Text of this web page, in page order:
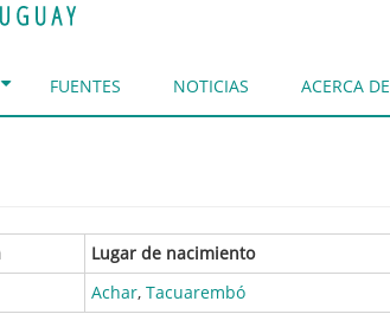
FUENTES NOTICIAS ACERCA DE
Lugar de nacimiento
Achar, Tacuarembó